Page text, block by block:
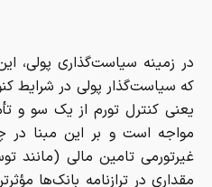
ابلاغ سقف 670 همت
تأمین مالی مبتنی بر خلق پول
اعتبار را هموار ساخته
اضافه‌برداشت‌ها و الزام به
حرکت به سمت حکمرانی
است.